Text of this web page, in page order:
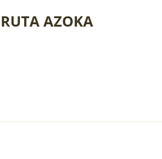
AZOKA